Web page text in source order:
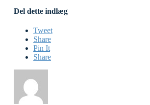
Del dette indlæg
Tweet
Share
Pin It
Share